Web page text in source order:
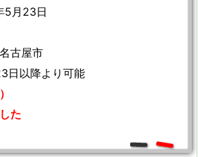
5月23日
古屋市
日以降より可能
た